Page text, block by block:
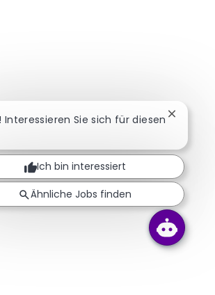
Interessieren Sie sich für diesen
Ich bin interessiert
Ähnliche Jobs finden